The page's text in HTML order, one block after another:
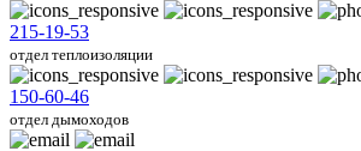
215-19-53
отдел теплоизоляции
150-60-46
отдел дымоходов